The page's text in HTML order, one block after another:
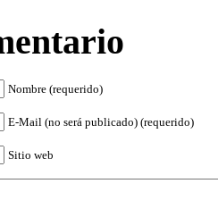
Nombre (requerido)
E-Mail (no será publicado) (requerido)
Sitio web